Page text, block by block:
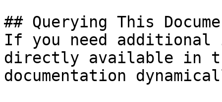
## Querying This
If you need
directly available in
documentation